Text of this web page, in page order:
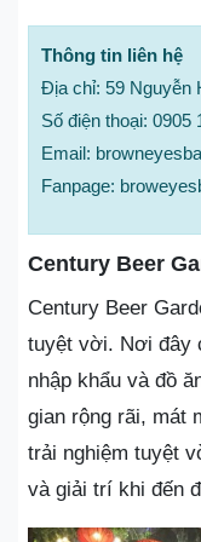
Thông tin liên hệ
Địa chỉ: 59 Nguyễn
Số điện thoại: 0905
Email:
Fanpage:
Century Beer
Century Beer
tuyệt vời. Nơi đây
nhập khẩu và đồ
gian rộng rãi, mát
trải nghiệm tuyệt
và giải trí khi đến